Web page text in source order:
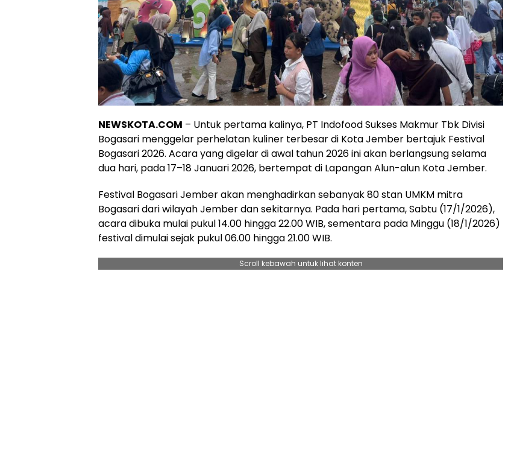
NEWSKOTA.COM – Untuk pertama kalinya, PT Indofood Sukses Makmur Tbk Divisi
Bogasari menggelar perhelatan kuliner terbesar di Kota Jember bertajuk Festival
Bogasari 2026. Acara yang digelar di awal tahun 2026 ini akan berlangsung selama
dua hari, pada 17–18 Januari 2026, bertempat di Lapangan Alun-alun Kota Jember.
Festival Bogasari Jember akan menghadirkan sebanyak 80 stan UMKM mitra
Bogasari dari wilayah Jember dan sekitarnya. Pada hari pertama, Sabtu (17/1/2026),
acara dibuka mulai pukul 14.00 hingga 22.00 WIB, sementara pada Minggu (18/1/2026)
festival dimulai sejak pukul 06.00 hingga 21.00 WIB.
Scroll kebawah untuk lihat konten